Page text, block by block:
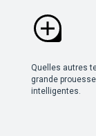
Quelles autres
grande
intelligentes.